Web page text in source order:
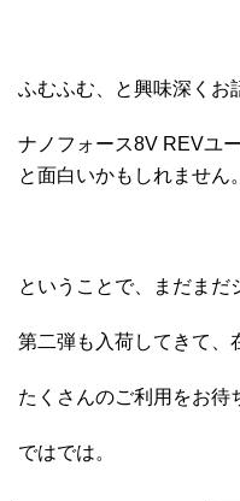
ふむふむ、と興味深くお
ナノフォース8V REVユ
と面白いかもしれません。
ということで、まだまだ
第二弾も入荷してきて、
たくさんのご利用をお待
ではでは。